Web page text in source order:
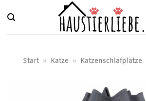
Inhalt
springen
Start » Katze » Katzenschlafplätze